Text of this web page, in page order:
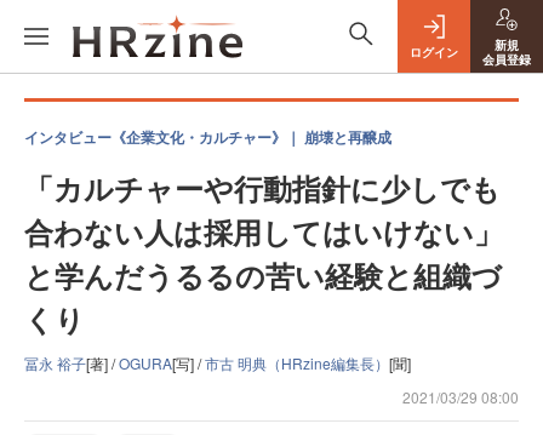
ログイン
新規
会員登録
インタビュー《企業文化・カルチャー》｜ 崩壊と再醸成
「カルチャーや行動指針に少しでも
合わない人は採用してはいけない」
と学んだうるるの苦い経験と組織づ
くり
冨永 裕子[著] /OGURA[写] /市古 明典（HRzine編集長） [聞]
2021/03/29 08:00